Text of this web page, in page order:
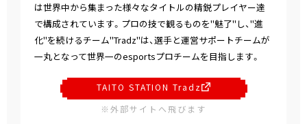
は世界中から集まった様々なタイトルの精鋭プレイヤー達
で構成されています。プロの技で観るものを"魅了"し、"進
化"を続けるチーム"Tradz"は、選手と運営サポートチームが
一丸となって世界一のesportsプロチームを目指します。
TAITO STATION Tradz
※外部サイトへ飛びます